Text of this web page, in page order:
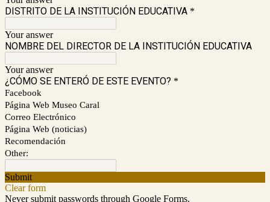
DISTRITO DE LA INSTITUCIÓN EDUCATIVA *
Your answer
NOMBRE DEL DIRECTOR DE LA INSTITUCIÓN EDUCATIVA
Your answer
¿CÓMO SE ENTERÓ DE ESTE EVENTO? *
Facebook
Página Web Museo Caral
Correo Electrónico
Página Web (noticias)
Recomendación
Other:
Submit
Clear form
Never submit passwords through Google Forms.